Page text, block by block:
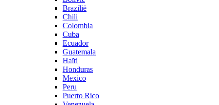
Brazilië
Chili
Colombia
Cuba
Ecuador
Guatemala
Haïti
Honduras
Mexico
Peru
Puerto Rico